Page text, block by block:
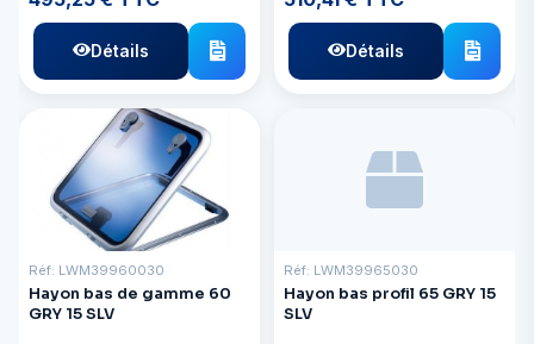
Détails Détails
Réf: LWM39960030
Hayon bas de gamme 60
GRY 15 SLV
Réf: LWM39965030
Hayon bas profil 65 GRY 15
SLV